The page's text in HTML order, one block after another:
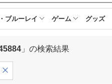
ブルーレイ ゲーム グッズ
」の検索結果